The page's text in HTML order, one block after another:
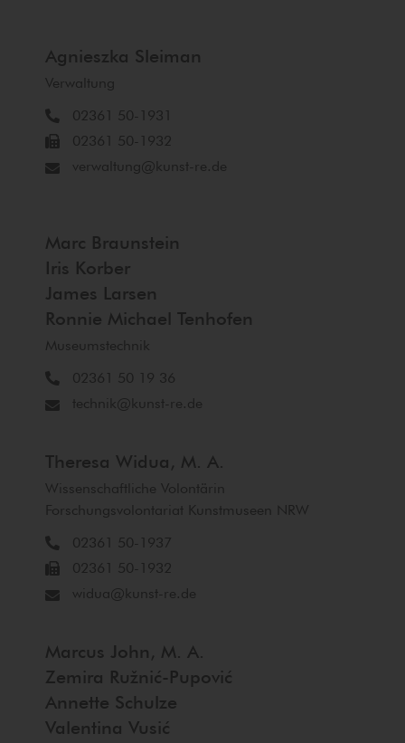
Agnieszka Sleiman
Verwaltung
02361 50-1931
02361 50-1932
verwaltung@kunst-re.de
Marc Braunstein
Iris Korber
James Larsen
Ronnie Michael Tenhofen
Museumstechnik
02361 50 19 36
technik@kunst-re.de
Theresa Widua, M. A.
Wissenschaftliche Volontärin
Forschungsvolontariat Kunstmuseen NRW
02361 50-1937
02361 50-1932
widua@kunst-re.de
Marcus John, M. A.
Zemira Ružnić-Pupović
Annette Schulze
Valentina Vusić